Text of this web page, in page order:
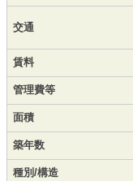
交通
賃料
管理費等
面積
築年数
種別/構造